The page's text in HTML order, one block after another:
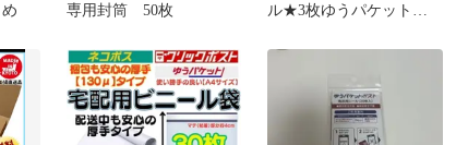
専用封筒 50枚
ル★3枚ゆうパケットプ